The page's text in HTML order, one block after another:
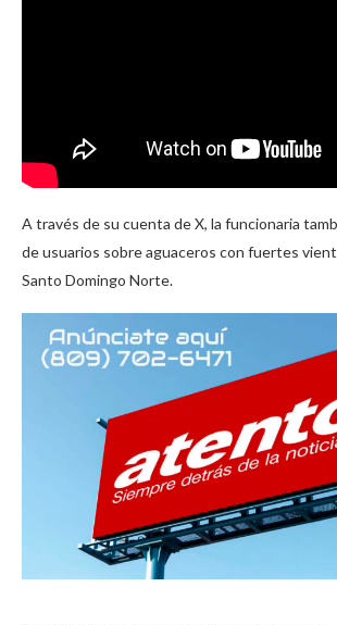
A través de su cuenta de X, la funcionaria
de usuarios sobre aguaceros con fuertes
Santo Domingo Norte.